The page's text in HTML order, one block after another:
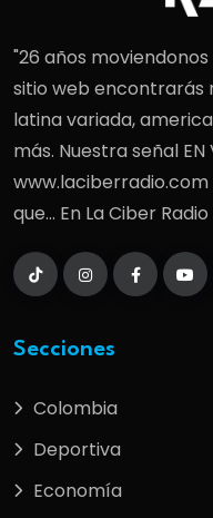
"26 años
sitio web encontrarás
latina variada,
más. Nuestra señal
www.laciberradio.com
que... En La Ciber
Secciones
Colombia
Deportiva
Economía